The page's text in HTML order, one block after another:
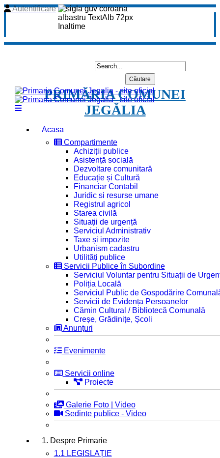
Autentificare
PRIMĂRIA COMUNEI
JEGĂLIA
Acasa
Compartimente
Achiziții publice
Asistență socială
Dezvoltare comunitară
Educație și Cultură
Financiar Contabil
Juridic si resurse umane
Registrul agricol
Starea civilă
Situații de urgență
Serviciul Administrativ
Taxe și impozite
Urbanism cadastru
Utilități publice
Servicii Publice în Subordine
Serviciul Voluntar pentru Situații de
Poliția Locală
Serviciul Public de Gospodărire
Servicii de Evidența Persoanelor
Cămin Cultural / Bibliotecă Comunală
Creșe, Grădinițe, Școli
Anunțuri
Evenimente
Servicii online
Proiecte
Galerie Foto | Video
Sedinte publice - Video
1. Despre Primarie
1.1 LEGISLAȚIE